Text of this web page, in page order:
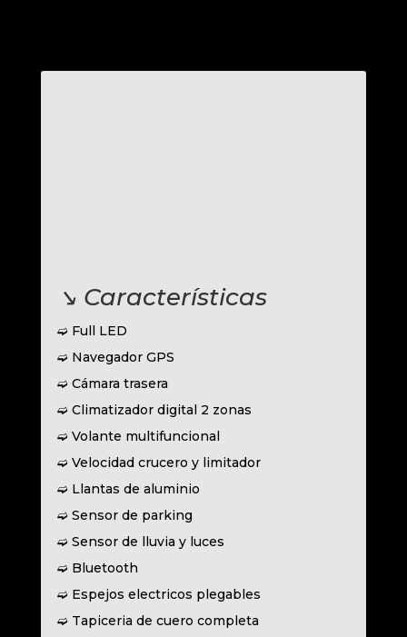
↘︎ Características
➫ Full LED
➫ Navegador GPS
➫ Cámara trasera
➫ Climatizador digital 2 zonas
➫ Volante multifuncional
➫ Velocidad crucero y limitador
➫ Llantas de aluminio
➫ Sensor de parking
➫ Sensor de lluvia y luces
➫ Bluetooth
➫ Espejos electricos plegables
➫ Tapiceria de cuero completa